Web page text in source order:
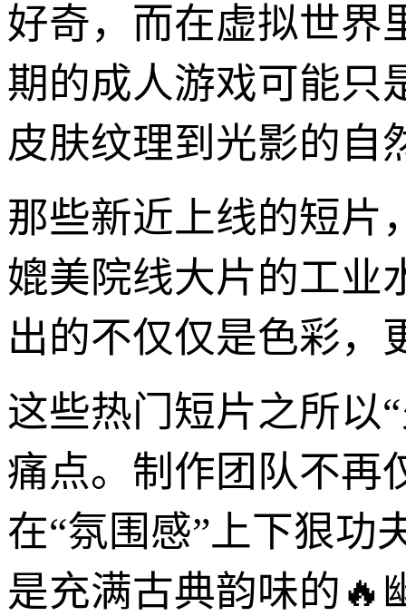
好奇，而在虚拟世界
期的成人游戏可能只
皮肤纹理到光影的自
那些新近上线的短片
媲美院线大片的工业
出的不仅仅是色彩，
这些热门短片之所以
痛点。制作团队不再
在“氛围感”上下狠功
是充满古典韵味的🔥